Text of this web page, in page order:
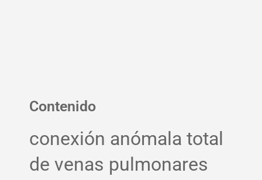
Contenido
conexión anómala total
de venas pulmonares